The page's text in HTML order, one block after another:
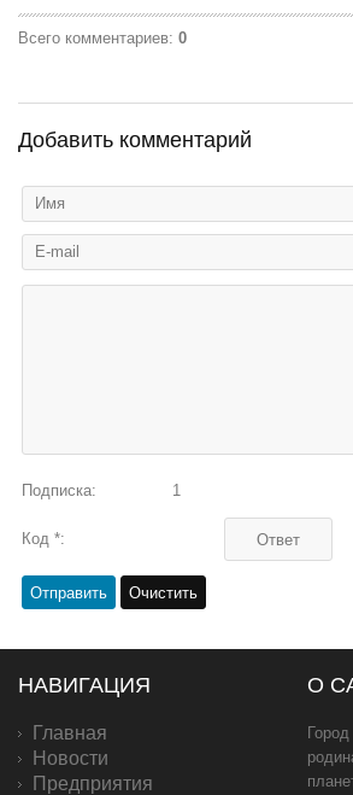
Всего комментариев: 0
Добавить комментарий
Подписка: 1
Код *:
НАВИГАЦИЯ
Главная
Новости
Предприятия
О